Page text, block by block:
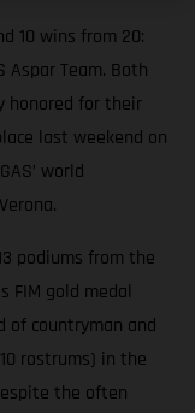
10 wins from 20:
Aspar Team. Both
honored for their
last weekend on
world
podiums from the
FIM gold medal
of countryman and
rostrums) in the
the often